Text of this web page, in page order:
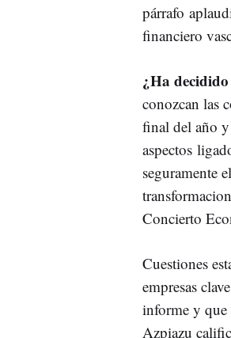
párrafo
financiero
¿Ha
conozcan las
final del año y
aspectos
seguramente
Concierto
Cuestiones
empresas
informe y que
Azpiazu